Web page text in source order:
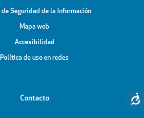
Seguridad de la Información
Mapa web
Accesibilidad
Política de uso en redes
Contacto